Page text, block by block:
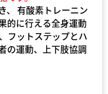
、 有酸素トレーニン
的に行える全身運動
フットステップとハ
の運動、上下肢協調